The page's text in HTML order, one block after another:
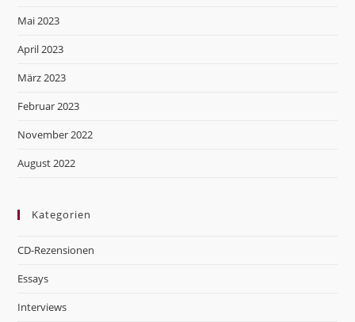
Mai 2023
April 2023
März 2023
Februar 2023
November 2022
August 2022
Kategorien
CD-Rezensionen
Essays
Interviews